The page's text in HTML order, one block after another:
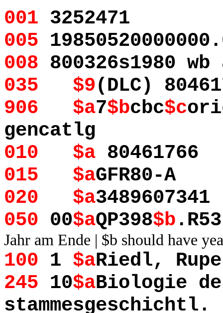
001 3252471
005
008 800326s1980
035 $9(DLC)
906 $a7$bcbc$c
gencatlg
010 $a 80461766
015 $aGFR80-A
020 $a3489607341
050 00$aQP398$b
Jahr am Ende | $b should have
100 1 $aRiedl,
245 10$aBiologie
stammesgeschichtl.